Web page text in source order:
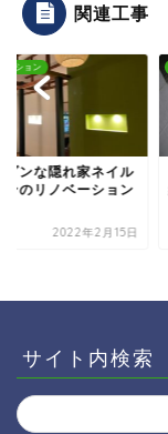
関連工事
ング
ットネス各所防水修
事
2016年8月1日
サイト内検索